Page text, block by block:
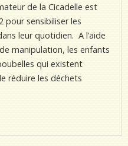
de la Cicadelle est
pour sensibiliser les
leur quotidien. A l’aide
manipulation, les enfants
qui existent
réduire les déchets